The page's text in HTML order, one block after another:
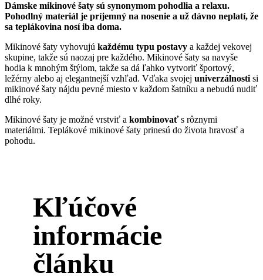
Dámske mikinové šaty sú synonymom pohodlia a relaxu.
Pohodlný materiál je príjemný na nosenie a už dávno neplatí, že
sa teplákovina nosí iba doma.
Mikinové šaty vyhovujú každému typu postavy a každej vekovej
skupine, takže sú naozaj pre každého. Mikinové šaty sa navyše
hodia k mnohým štýlom, takže sa dá ľahko vytvoriť športový,
ležérny alebo aj elegantnejší vzhľad. Vďaka svojej univerzálnosti si
mikinové šaty nájdu pevné miesto v každom šatníku a nebudú nudiť
dlhé roky.
Mikinové šaty je možné vrstviť a kombinovaťs rôznymi
materiálmi. Teplákové mikinové šaty prinesú do života hravosť a
pohodu.
Kľúčové
informácie
článku